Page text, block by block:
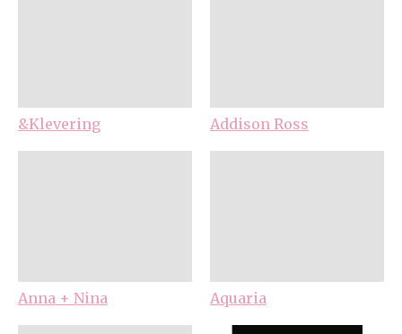
&Klevering Addison Ross
Anna + Nina Aquaria